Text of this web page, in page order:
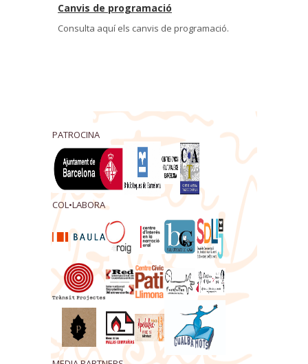
Canvis de programació
Consulta aquí els canvis de programació.
PATROCINA
COL•LABORA